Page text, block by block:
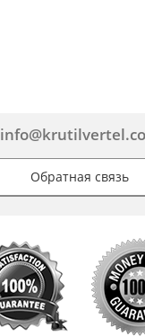
Обратная связь